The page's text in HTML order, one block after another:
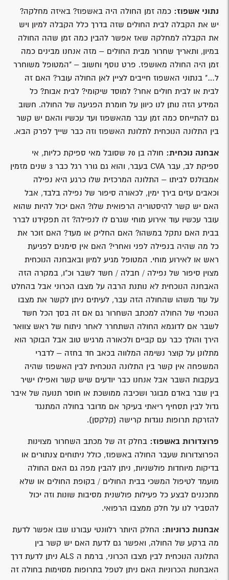
נתוני אשפוז: כמה זמן החולה היה באשפוז? באיזה מחלקה?
יש את הקבלה לבית החולים שזה בדרך כלל הקבלה למיון ויש
את הקבלה למחלקה שאז אפשר להבין כמה זמן שהה החולה
במיון, ותאריך שחרור מבית החולים – מזה אנחנו מבינים כמה
זמן היה החולה מאושפז. פרט נוסף וחשוב – "המטופל משוחרר
ל…" בנתוני האשפוז חייבים לציין לאן החולה עובר? האם זה
לבית או לבית חולים אחר? למוסד שיקומי? לבית אבות? כל
המידע הזה נותן לנו כיוון על חומרת הפגיעה של החולה. חשוב
גם להתייחס כמה זמן עבר מהאשפוז ועד עכשיו והאם יש קשר
בין התלונה הנוכחית לתלונת האשפוז וזה כבר שייך לפרק הבא.
אבחנה נוכחית:
חולה בן 70 שסובל מאי ספיקת כליות, אי
ספיקת לב, עבר CVA בעבר, והוא גם גורר רגל כבר 3 שנים מזמין
אמבולנס לביתו – התלונה המרכזית שלו כרגע היא נפילה
וכאבים עזים בירך ימין, לכאורה סיפור של נפילה בלבד, אבל
האם יש קשר להיסטוריה הרפואית שלו? האם יכול להיות שהוא
עובר עכשיו עוד אירוע מוחי שגרם לו לנפילה? זה תפקידנו לברר
בבית האם נתקל במשהו? האם החליק או מעד? האם זוכר את
כל מה שהיה בנפילה לפני ואחרי? האם אין סימנים לפגיעת
ראש או לאירוע מוחי. המטופל מגיע למיון ובאבחנה הנוכחית
מצוין סיפור של נפילה / חבלה / חשד לשבר וכ"ו, במקרה הזה
האבחנה הנוכחית לא נותנת הרבה על מצבו הכרוני אבל בהחלט
על עוד משהו שהחולה הזה עבר, לעיתים ניתן לקשר את מצבו
הנוכחי של החולה למכתב השחרור גם אם זה בסך הכל חשד
לשבר אם לדוגמא החולה השתחרר לאחר ניתוח של ראש צוואר
הירך והולך כבר עם קביים ולכאורה מרגיש טוב אבל הבוקר הוא
מתלונן על קוצר נשימה המלווה בכאב חד בחזה – לדברי
המשפחה אין קשר בין התלונה הנוכחית לבין האשפוז שהיה
בעקבות השבר אבל אנחנו כבר יודעים שיש קשר ואפילו ישיר
בין שבר באדם מבוגר ושכיבה ממושכת או חוסר תנועה של איבר
גדול לבין תסחיף ריאתי בעיקר אם מדובר בחולה המתנגד
להזרקת תרופות נוגדות קרישה (קלקסן).
פרוצדורות באשפוז: בחלק זה של מכתב השחרור מצוינות
הפרוצדורות שעבר החולה באשפוז, כולל ניתוחים צנתורים או
בדיקות מיוחדות פולשניות, ניתן להבין מפה גם האם החולה
מועמד לטיפול המשכי בבית החולים / בקופת החולים או שלא
מתכננים לבצע כל פעילות פולשנית מסיבות שונות וזה יכול
להסביר לנו על חלק ממצבו הרפואי.
אבחנות כרוניות: החלק היותר רלוונטי עבורנו שבו אפשר לדעת
מה ברקע של החולה, ואפשר גם לדעת האם יש קשר בין
התלונה הנוכחית לבין מצבו הכרוני, ברמת ה ALS ניתן לדעת דרך
האבחנות הכרוניות האם ניתן לטפל בתרופות מסוימות בחולה זה